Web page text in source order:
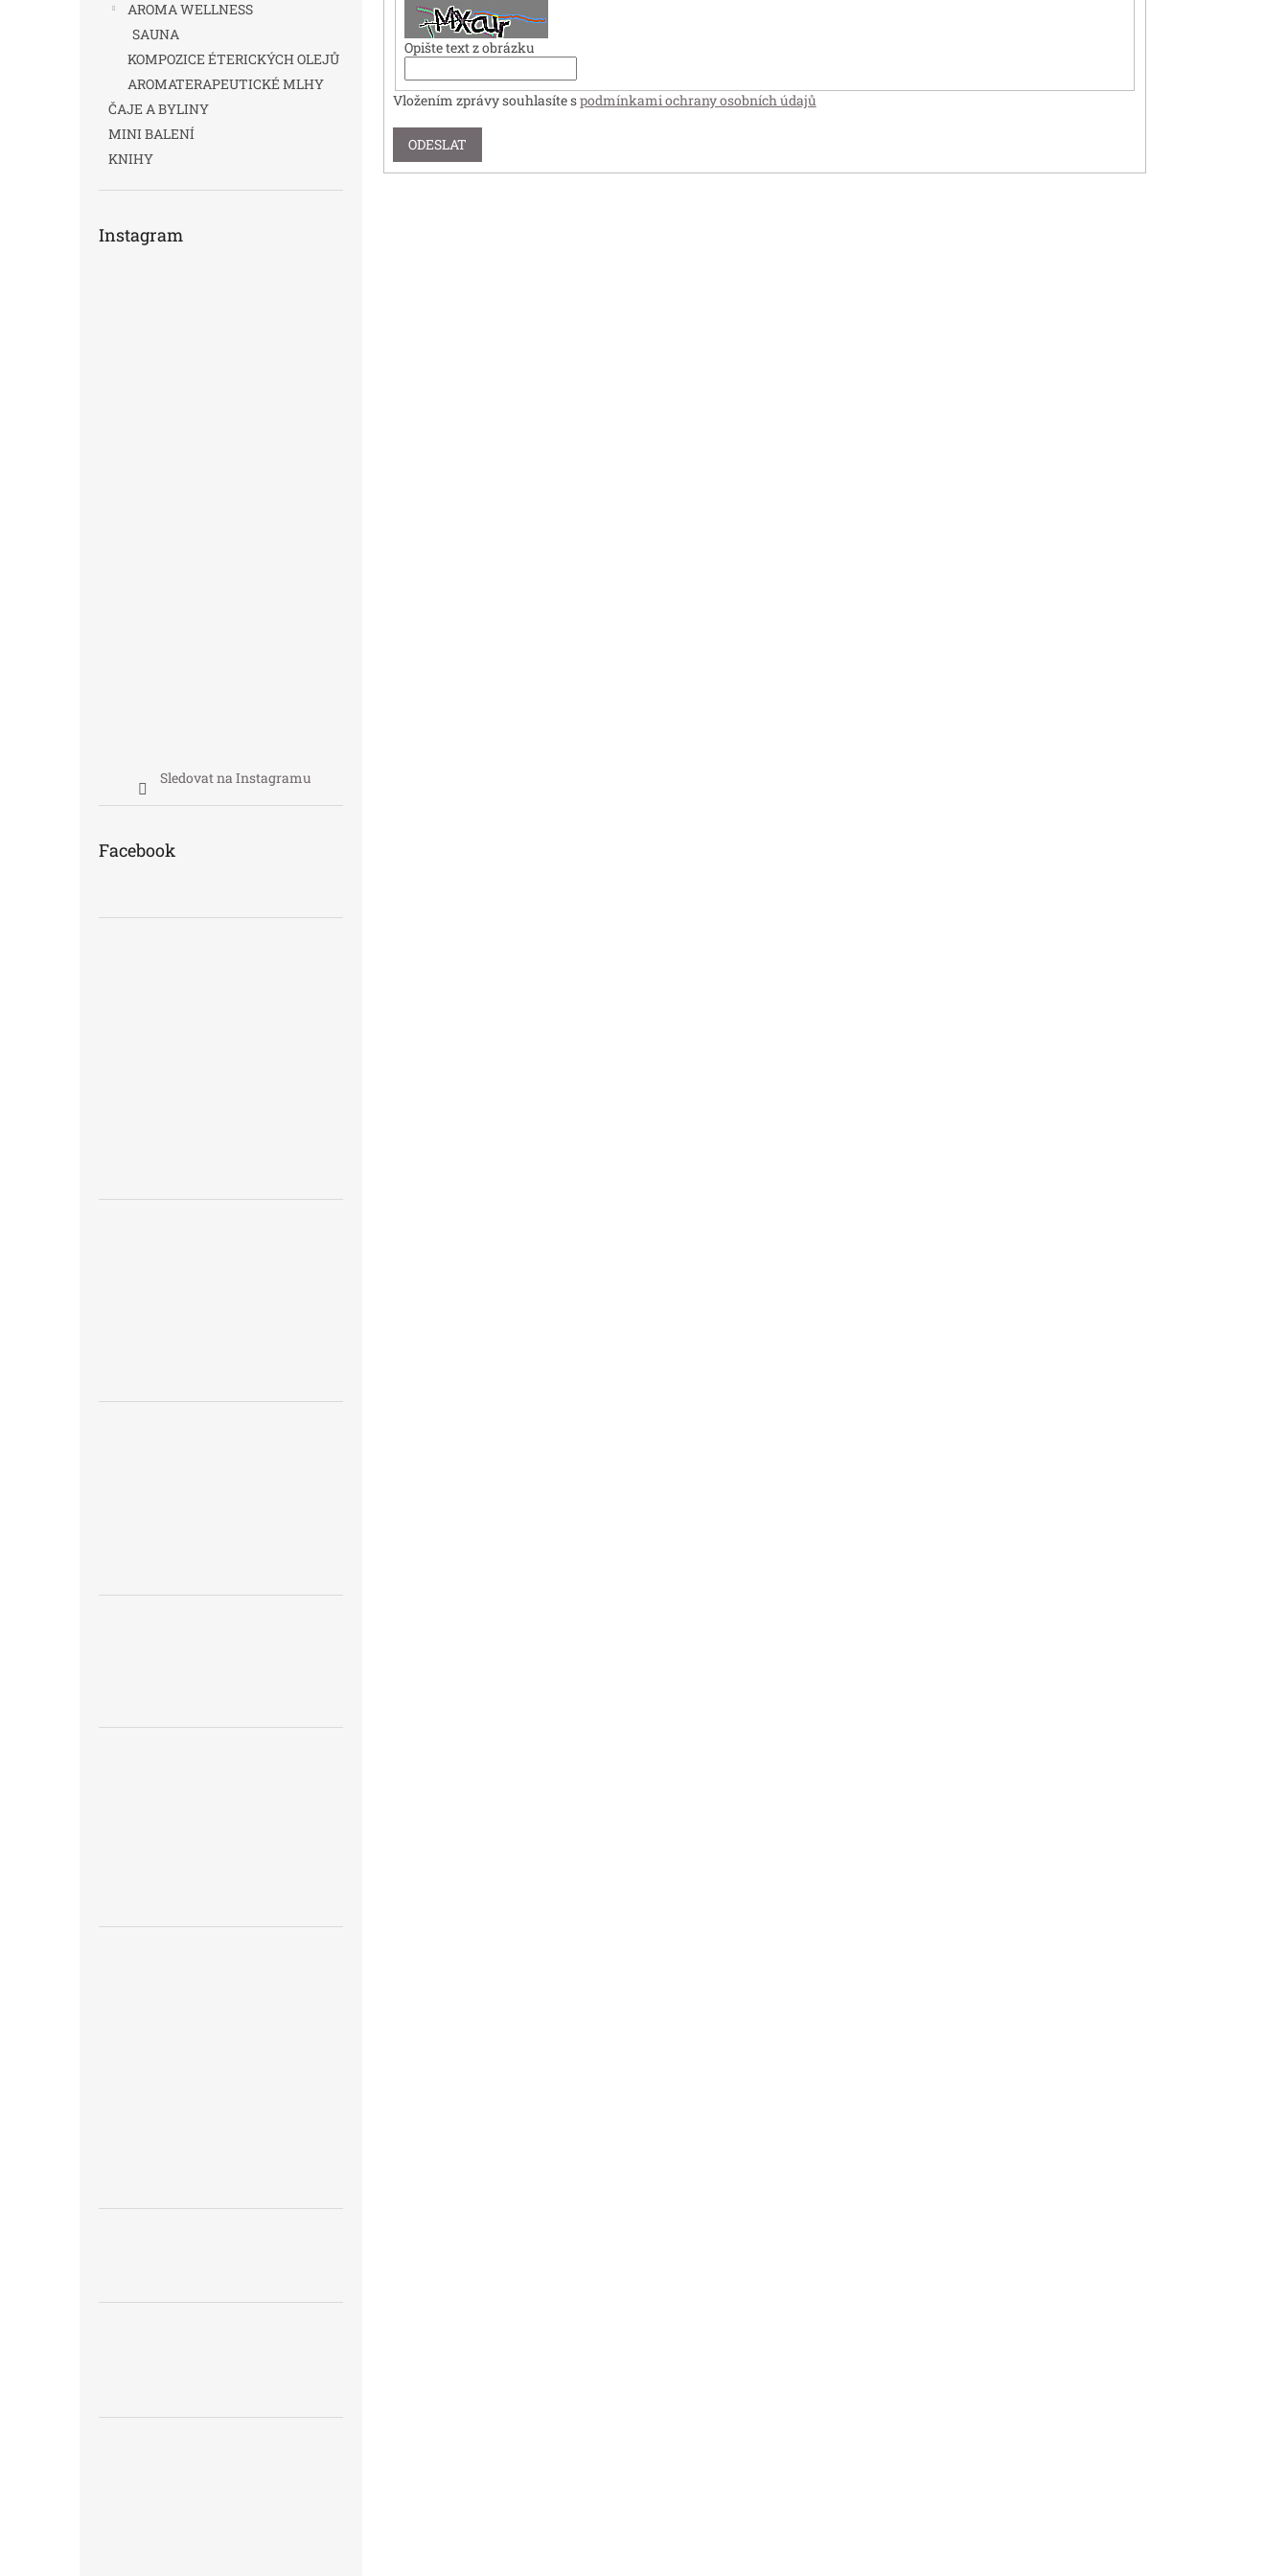
AROMA WELLNESS
SAUNA
KOMPOZICE ÉTERICKÝCH OLEJŮ
AROMATERAPEUTICKÉ MLHY
ČAJE A BYLINY
MINI BALENÍ
KNIHY
Instagram
Sledovat na Instagramu
Facebook
Opište text z obrázku
Vložením zprávy souhlasíte spodmínkami ochrany osobních údajů
ODESLAT